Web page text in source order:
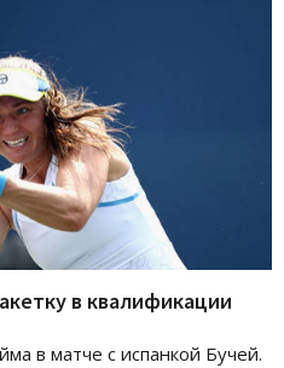
в квалификации
в матче с испанкой Бучей.